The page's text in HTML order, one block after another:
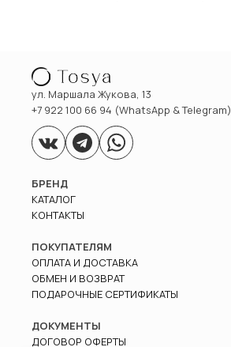
ул. Маршала Жукова, 13
+7 922 100 66 94 (WhatsApp & Telegram)
БРЕНД
КАТАЛОГ
КОНТАКТЫ
ПОКУПАТЕЛЯМ
ОПЛАТА И ДОСТАВКА
ОБМЕН И ВОЗВРАТ
ПОДАРОЧНЫЕ СЕРТИФИКАТЫ
ДОКУМЕНТЫ
ДОГОВОР ОФЕРТЫ